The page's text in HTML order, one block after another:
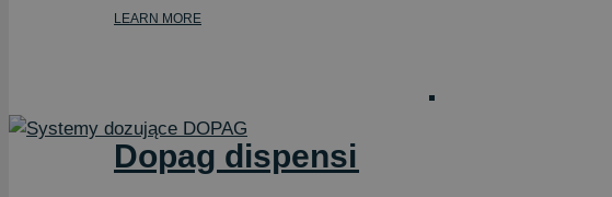
LEARN MORE
Dopag dispensing systems for